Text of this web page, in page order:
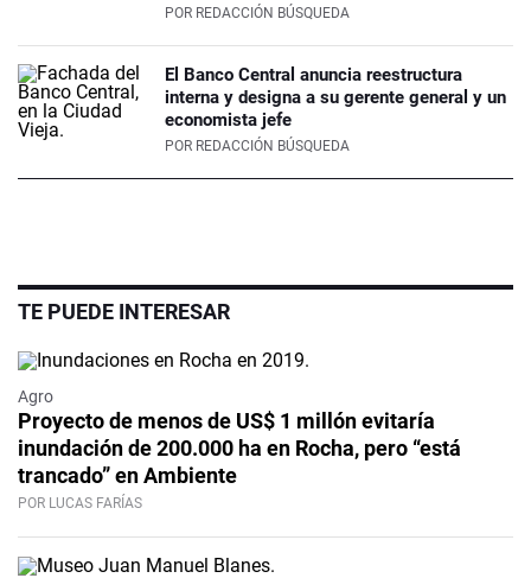
POR REDACCIÓN BÚSQUEDA
El Banco Central anuncia reestructura
interna y designa a su gerente general y un
economista jefe
POR REDACCIÓN BÚSQUEDA
TE PUEDE INTERESAR
Agro
Proyecto de menos de US$ 1 millón evitaría
inundación de 200.000 ha en Rocha, pero “está
trancado” en Ambiente
POR LUCAS FARÍAS